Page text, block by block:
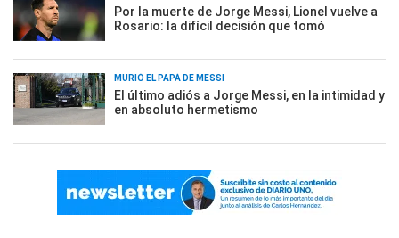
Por la muerte de Jorge Messi, Lionel vuelve a
Rosario: la difícil decisión que tomó
MURIÓ EL PAPÁ DE MESSI
El último adiós a Jorge Messi, en la intimidad y
en absoluto hermetismo